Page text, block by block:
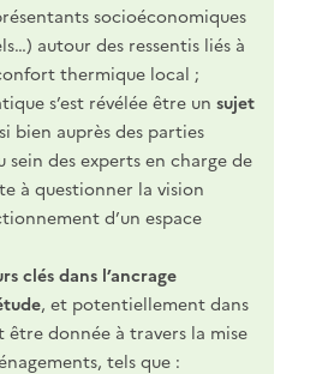
socioéconomiques
autour des ressentis liés à
thermique local ;
s’est révélée être un sujet
bien auprès des parties
sein des experts en charge de
à questionner la vision
d’un espace
clés dans l’ancrage
, et potentiellement dans
être donnée à travers la mise
tels que :